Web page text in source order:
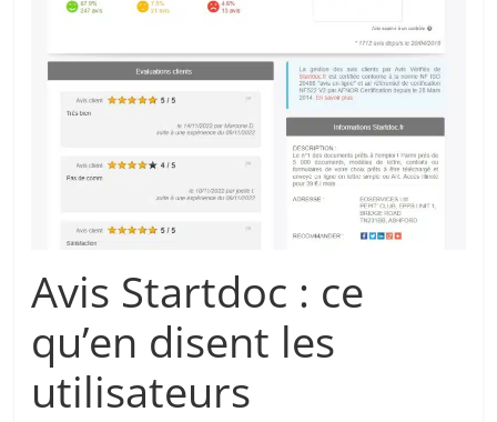
Avis Startdoc : ce
qu’en disent les
utilisateurs